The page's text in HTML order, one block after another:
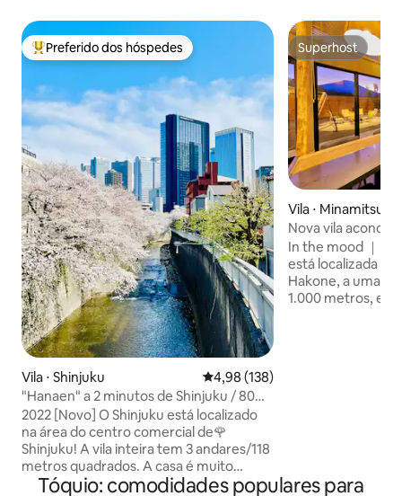
Entre os melhores preferidos dos hóspedes
Preferido dos hóspedes
Vila ⋅ Shinjuku 4,98 de uma avaliação média de
4,98 (138)
"Hanaen" a 2 minutos de Shinjuku / 80%
de desconto em acomodações novas
[Vila independente de alto padrão com
vista para o rio e para as flores de
cerejeira, rara em Shinjuku] Espaçosa e
confortável / Shinjuku / Área comercial
2022 [Novo] O Shinjuku está localizado
na área do centro comercial de🌹
Shinjuku! A vila inteira tem 3 andares/118
metros quadrados. A casa é muito
espaçosa. Há 4 quartos separados, uma
Superhost
Superhost
Vila ⋅
Nova vila
com vista irreal
In the mood ｜｜
está localizada no
Hakone, a uma
1.000 metros, e
dos grandes
Tóquio: comodidades populares para